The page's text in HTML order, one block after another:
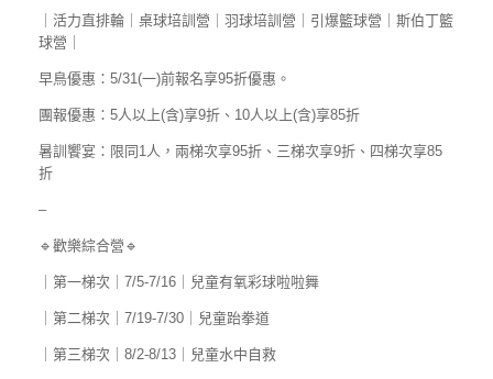
｜活力直排輪｜桌球培訓營｜羽球培訓營｜引爆籃球營｜斯伯丁籃
球營｜
早鳥優惠：5/31(一)前報名享95折優惠。
團報優惠：5人以上(含)享9折、10人以上(含)享85折
暑訓饗宴：限同1人，兩梯次享95折、三梯次享9折、四梯次享85
折
–
🔹歡樂綜合營🔹
｜第一梯次｜7/5-7/16｜兒童有氧彩球啦啦舞
｜第二梯次｜7/19-7/30｜兒童跆拳道
｜第三梯次｜8/2-8/13｜兒童水中自救